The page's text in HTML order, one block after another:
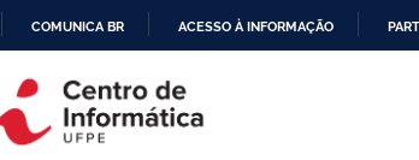
PARA
O
COMUNICA BR ACESSO À INFORMAÇÃO